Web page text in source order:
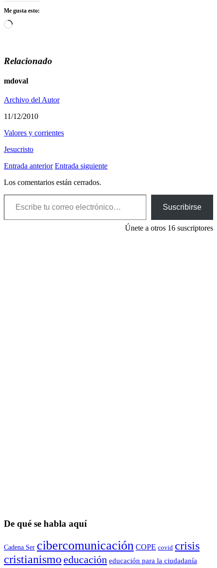
Me gusta esto:
Cargando...
Relacionado
mdoval
Archivo del Autor
11/12/2010
Valores y corrientes
Jesucristo
Entrada anterior Entrada siguiente
Los comentarios están cerrados.
Escribe tu correo electrónico…
Suscribirse
Únete a otros 16 suscriptores
De qué se habla aquí
Cadena Ser cibercomunicación COPE covid crisis
cristianismo educación educación para la ciudadaní­a